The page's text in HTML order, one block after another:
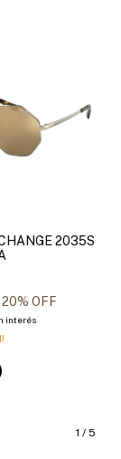
2035S
20% OFF
interés
1 / 5